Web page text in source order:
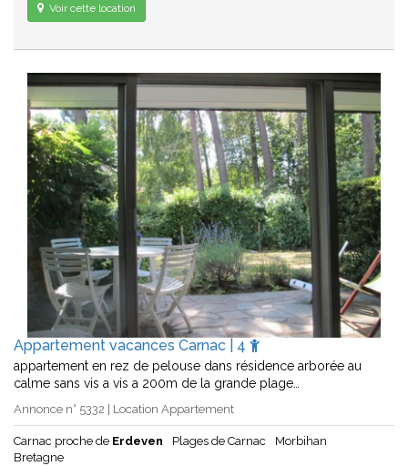
Voir cette location
Appartement vacances Carnac | 4
appartement en rez de pelouse dans résidence arborée au
calme sans vis a vis a 200m de la grande plage…
Annonce n° 5332 | Location Appartement
Carnac proche de Erdeven Plages de Carnac
Morbihan
Bretagne